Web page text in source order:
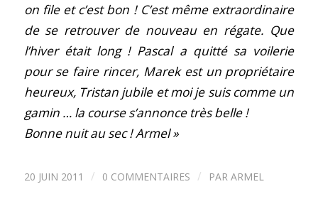
on file et c’est bon ! C’est même extraordinaire
de se retrouver de nouveau en régate. Que
l’hiver était long ! Pascal a quitté sa voilerie
pour se faire rincer, Marek est un propriétaire
heureux, Tristan jubile et moi je suis comme un
gamin … la course s’annonce très belle !
Bonne nuit au sec ! Armel »
20 JUIN 2011 / 0 COMMENTAIRES / PAR ARMEL